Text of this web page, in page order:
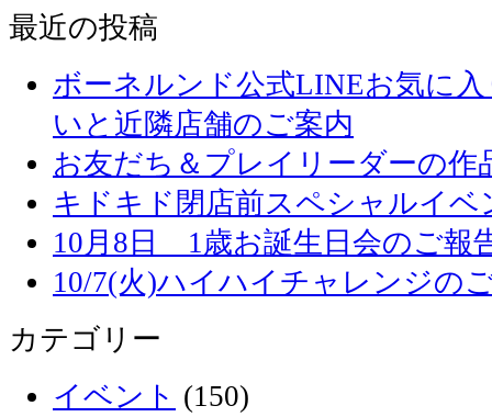
最近の投稿
ボーネルンド公式LINEお気に
いと近隣店舗のご案内
お友だち＆プレイリーダーの作
キドキド閉店前スペシャルイベ
10月8日 1歳お誕生日会のご報
10/7(火)ハイハイチャレンジの
カテゴリー
イベント (150)